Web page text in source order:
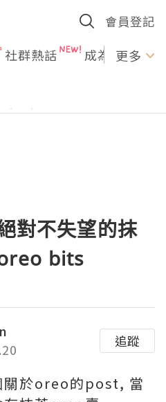
會員登記
社群熱話 成為U更多
對不失望的抹
bits
追蹤
關於oreo的post, 當